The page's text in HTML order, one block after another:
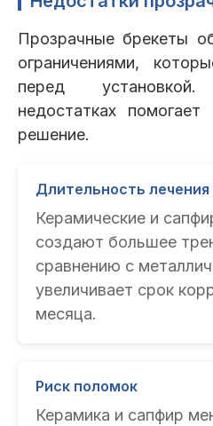
Прозрачные брекеты
ограничениями,
перед
недостатках
решение.
Длительность лечения
Керамические и
создают большее
сравнению с
увеличивает срок
месяца.
Риск поломок
Керамика и сапфир